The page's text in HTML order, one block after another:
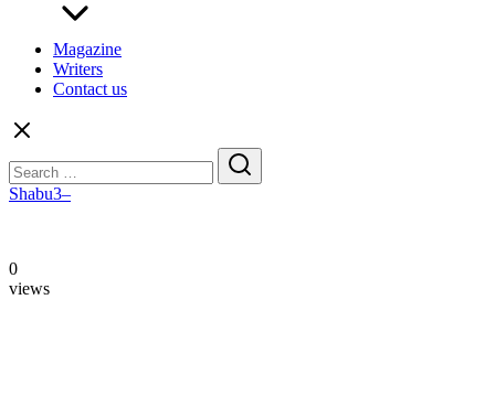
Magazine
Writers
Contact us
for:
Shabu3–
0
views